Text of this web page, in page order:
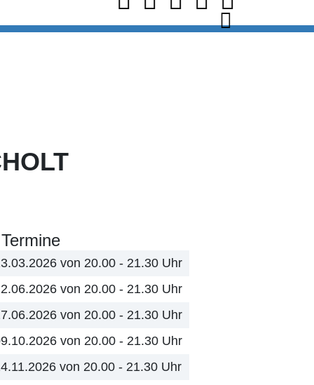
von 20.00 - 21.30 Uhr
von 20.00 - 21.30 Uhr
von 20.00 - 21.30 Uhr
von 20.00 - 21.30 Uhr
von 20.00 - 21.30 Uhr